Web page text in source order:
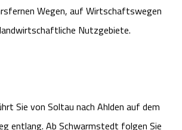
Wegen, auf Wirtschaftswegen
Nutzgebiete.
Sie von Soltau nach Ahlden auf dem
entlang. Ab Schwarmstedt folgen Sie